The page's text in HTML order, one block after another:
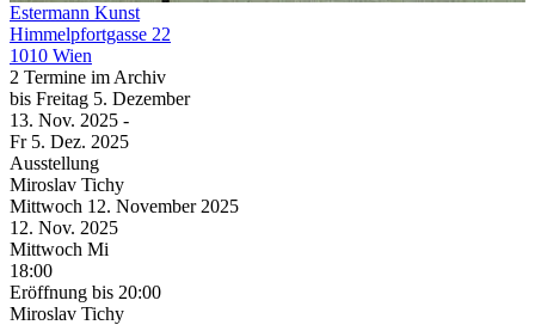
Estermann Kunst
Himmelpfortgasse 22
1010 Wien
2 Termine im Archiv
bis Freitag 5. Dezember
13. Nov. 2025 -
Fr 5. Dez. 2025
Ausstellung
Miroslav Tichy
Mittwoch 12. November 2025
12. Nov. 2025
Mittwoch Mi
18:00
Eröffnung bis 20:00
Miroslav Tichy